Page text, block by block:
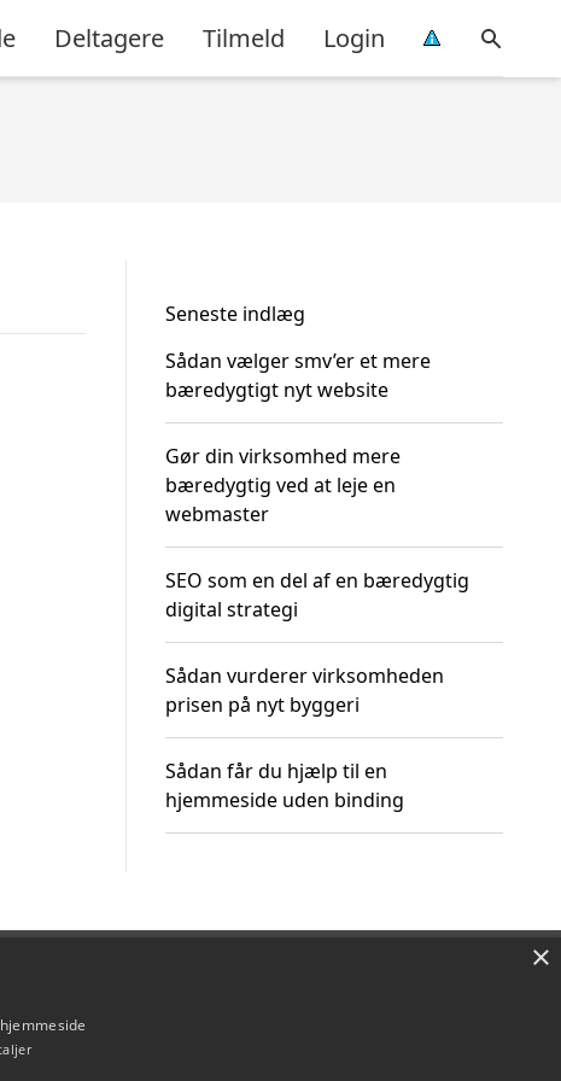
Deltagere Tilmeld Login
Seneste indlæg
Sådan vælger smv’er et mere
bæredygtigt nyt website
Gør din virksomhed mere
bæredygtig ved at leje en
webmaster
SEO som en del af en bæredygtig
digital strategi
Sådan vurderer virksomheden
prisen på nyt byggeri
Sådan får du hjælp til en
hjemmeside uden binding
×